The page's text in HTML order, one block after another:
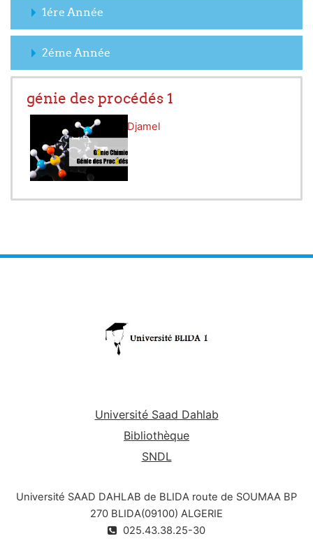
1ére Année
2éme Année
génie des procédés 1
Enseignant:El Hadi Djamel
Université Saad Dahlab
Bibliothèque
SNDL
Université SAAD DAHLAB de BLIDA route de SOUMAA BP
270 BLIDA(09100) ALGERIE
025.43.38.25-30